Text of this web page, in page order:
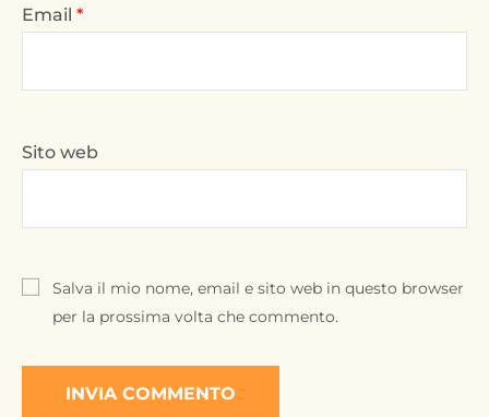
Email *
Sito web
Salva il mio nome, email e sito web in questo browser
per la prossima volta che commento.